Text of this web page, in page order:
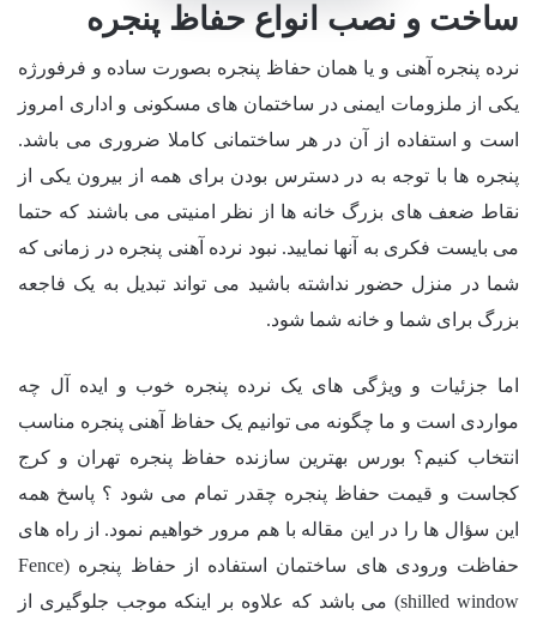
ساخت و نصب انواع حفاظ پنجره
نرده پنجره آهنی و یا همان حفاظ پنجره بصورت ساده و فرفورژه
یکی از ملزومات ایمنی در ساختمان های مسکونی و اداری امروز
است و استفاده از آن در هر ساختمانی کاملا ضروری می باشد.
پنجره ها با توجه به در دسترس بودن برای همه از بیرون یکی از
نقاط ضعف های بزرگ خانه ها از نظر امنیتی می باشند که حتما
می بایست فکری به آنها نمایید. نبود نرده آهنی پنجره در زمانی که
شما در منزل حضور نداشته باشید می تواند تبدیل به یک فاجعه
بزرگ برای شما و خانه شما شود.
اما جزئیات و ویژگی های یک نرده پنجره خوب و ایده آل چه
مواردی است و ما چگونه می توانیم یک حفاظ آهنی پنجره مناسب
انتخاب کنیم؟ بورس بهترین سازنده حفاظ پنجره تهران و کرج
کجاست و قیمت حفاظ پنجره چقدر تمام می شود ؟ پاسخ همه
این سؤال ها را در این مقاله با هم مرور خواهیم نمود. از راه های
حفاظت ورودی های ساختمان استفاده از حفاظ پنجره (Fence
shilled window) می باشد که علاوه بر اینکه موجب جلوگیری از